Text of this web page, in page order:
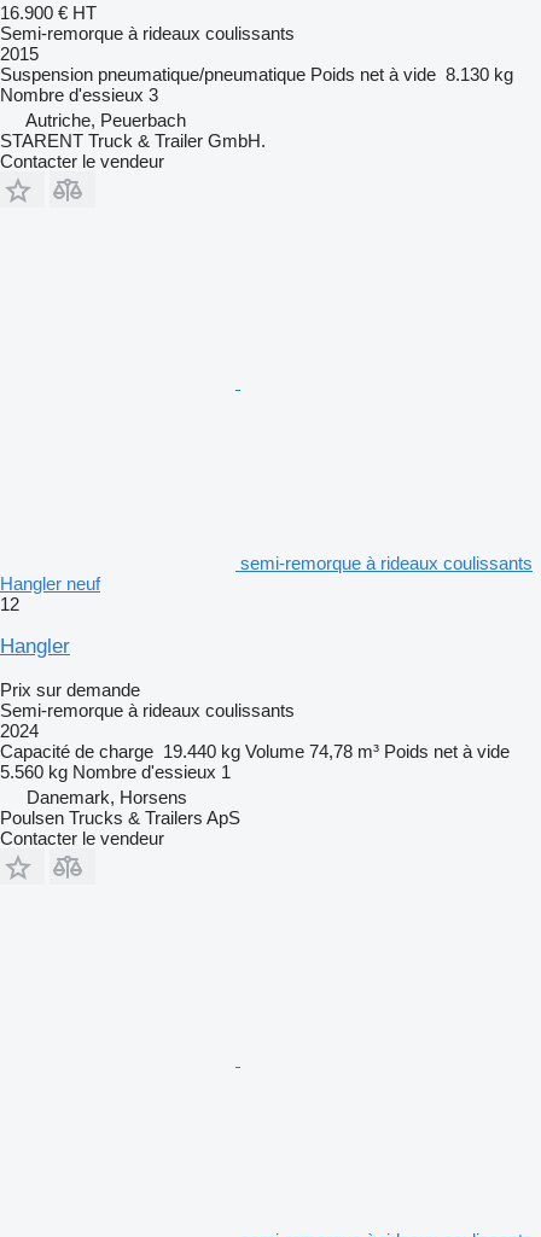
16.900 € HT
Semi-remorque à rideaux coulissants
2015
Suspension pneumatique/pneumatique Poids net à vide 8.130 kg
Nombre d'essieux 3
Autriche, Peuerbach
STARENT Truck & Trailer GmbH.
Contacter le vendeur
semi-remorque à rideaux coulissants
Hangler neuf
12
Hangler
Prix sur demande
Semi-remorque à rideaux coulissants
2024
Capacité de charge 19.440 kg Volume 74,78 m³ Poids net à vide
5.560 kg Nombre d'essieux 1
Danemark, Horsens
Poulsen Trucks & Trailers ApS
Contacter le vendeur